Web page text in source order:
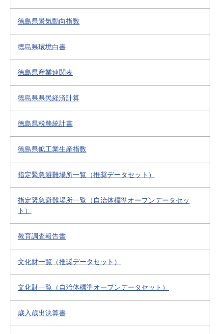
徳島県景気動向指数
徳島県環境白書
徳島県産業連関表
徳島県県民経済計算
徳島県税務統計書
徳島県鉱工業生産指数
指定緊急避難場所一覧（推奨データセット）
指定緊急避難場所一覧（自治体標準オープンデータセッ
ト）
教育調査報告書
文化財一覧（推奨データセット）
文化財一覧（自治体標準オープンデータセット）
歳入歳出決算書